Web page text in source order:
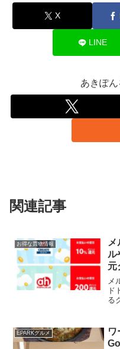
X
LINE
あきぽ
関連記事
お得な買物情報
ル
元
メ
ド
る
ト
ン
EPARKグルメ
ワ